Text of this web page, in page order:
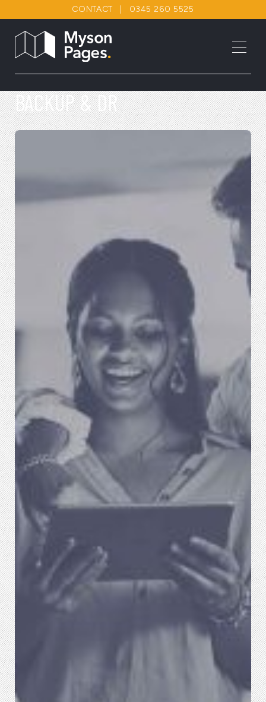
CONTACT 0345 260 5525
BACKUP & DR